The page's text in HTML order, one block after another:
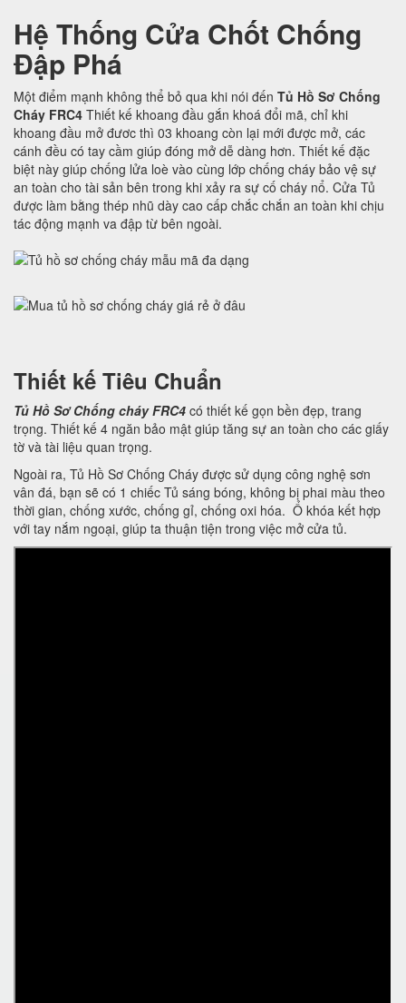
Hệ Thống Cửa Chốt Chống
Đập Phá
Một điểm mạnh không thể bỏ qua khi nói đến Tủ Hồ Sơ Chống
Cháy FRC4 Thiết kế khoang đầu gắn khoá đổi mã, chỉ khi
khoang đầu mở đươc thì 03 khoang còn lại mới được mở, các
cánh đều có tay cầm giúp đóng mở dễ dàng hơn. Thiết kế đặc
biệt này giúp chống lửa loè vào cùng lớp chống cháy bảo vệ sự
an toàn cho tài sản bên trong khi xảy ra sự cố cháy nổ. Cửa Tủ
được làm bằng thép nhũ dày cao cấp chắc chắn an toàn khi chịu
tác động mạnh va đập từ bên ngoài.
Thiết kế Tiêu Chuẩn
Tủ Hồ Sơ Chống cháy FRC4 có thiết kế gọn bền đẹp, trang
trọng. Thiết kế 4 ngăn bảo mật giúp tăng sự an toàn cho các giấy
tờ và tài liệu quan trọng.
Ngoài ra, Tủ Hồ Sơ Chống Cháy được sử dụng công nghệ sơn
vân đá, bạn sẽ có 1 chiếc Tủ sáng bóng, không bị phai màu theo
thời gian, chống xước, chống gỉ, chống oxi hóa. Ổ khóa kết hợp
với tay nắm ngoại, giúp ta thuận tiện trong việc mở cửa tủ.